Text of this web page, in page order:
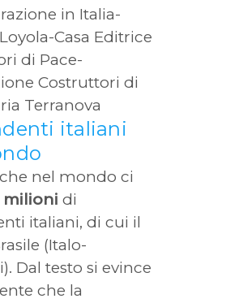
italiani
nel mondo ci
milioni di
italiani, di cui il
(Italo-
Dal testo si evince
che la